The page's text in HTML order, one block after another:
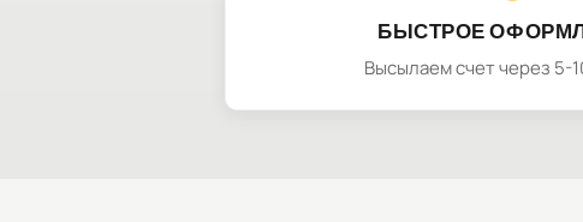
БЫСТРОЕ
Высылаем счет через 5-